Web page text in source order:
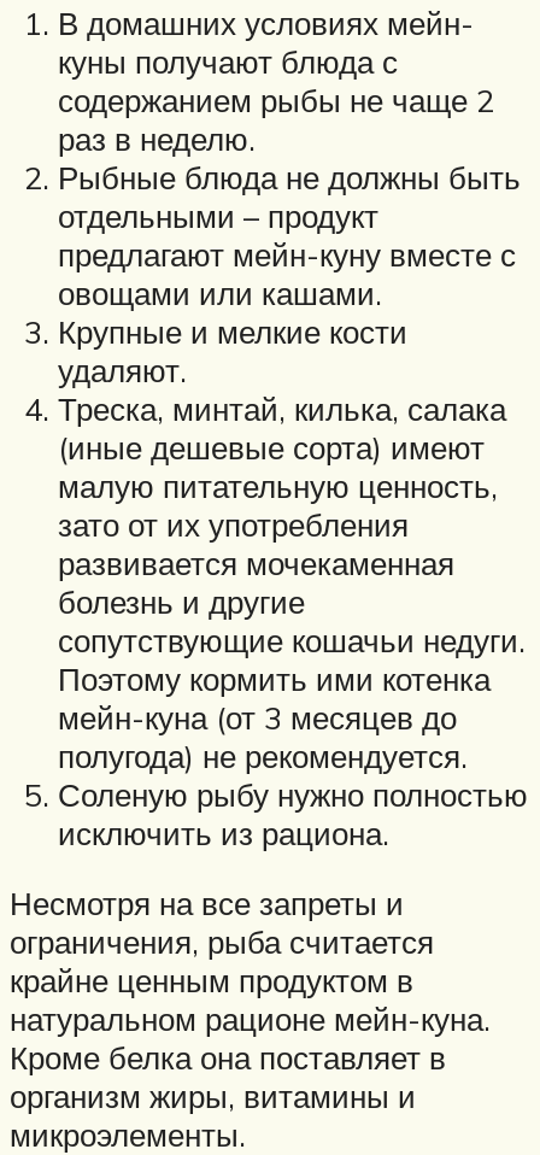
В домашних условиях мейн-
куны получают блюда с
содержанием рыбы не чаще 2
раз в неделю.
Рыбные блюда не должны быть
отдельными – продукт
предлагают мейн-куну вместе с
овощами или кашами.
Крупные и мелкие кости
удаляют.
Треска, минтай, килька, салака
(иные дешевые сорта) имеют
малую питательную ценность,
зато от их употребления
развивается мочекаменная
болезнь и другие
сопутствующие кошачьи недуги.
Поэтому кормить ими котенка
мейн-куна (от 3 месяцев до
полугода) не рекомендуется.
Соленую рыбу нужно полностью
исключить из рациона.
Несмотря на все запреты и
ограничения, рыба считается
крайне ценным продуктом в
натуральном рационе мейн-куна.
Кроме белка она поставляет в
организм жиры, витамины и
микроэлементы.